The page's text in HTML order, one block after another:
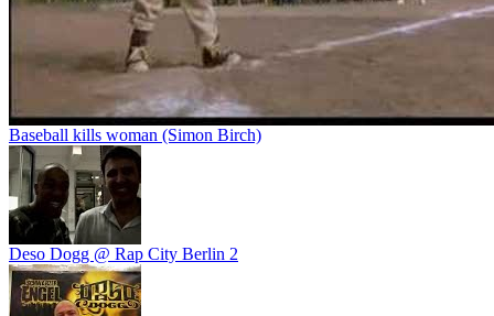
Baseball kills woman (Simon Birch)
Deso Dogg @ Rap City Berlin 2